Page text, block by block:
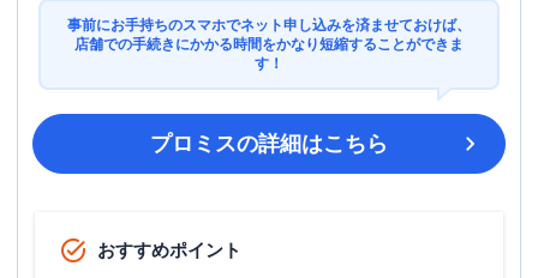
事前にお手持ちのスマホでネット申し込みを済ませておけば、
店舗での手続きにかかる時間をかなり短縮することができま
す！
プロミスの詳細はこちら
おすすめポイント